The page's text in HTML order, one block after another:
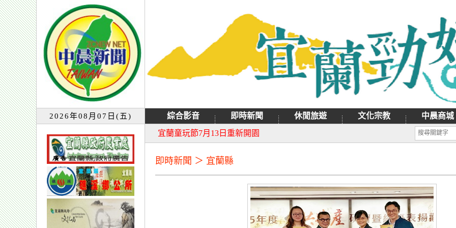
2026年08月07日(五) 綜合影音 即時新聞 休閒旅遊 文化宗教
中晨商城
宜蘭童玩節7月13日重新開園
大同音樂祭延期至8月9日禮拜天辦理
即時新聞 ＞ 宜蘭縣